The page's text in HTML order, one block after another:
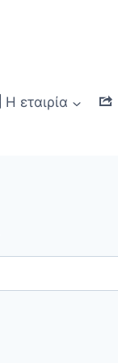
Η εταιρία